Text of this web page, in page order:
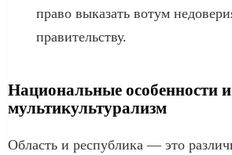
право выказать вотум
правительству.
Национальные особенности и
мультикультурализм
Область и республика — это